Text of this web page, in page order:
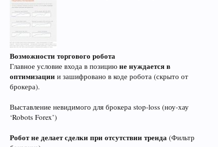
Возможности торгового робота
Главное условие входа в позицию не нуждается в
оптимизации и зашифровано в коде робота (скрыто от
брокера).
Выставление невидимого для брокера stop-loss (ноу-хау
‘Robots Forex’)
Робот не делает сделки при отсутствии тренда (Фильтр